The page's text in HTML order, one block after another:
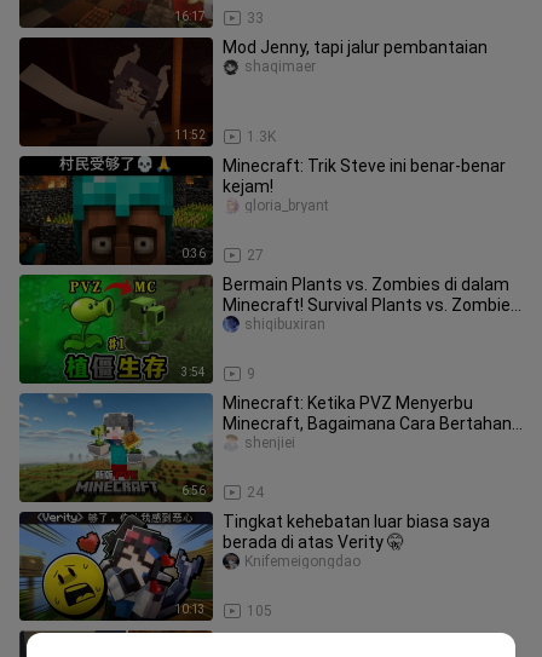
16:17 33
11:52
Mod Jenny, tapi jalur pembantaian
1.3K
shaqimaer
0:36
Minecraft: Trik Steve ini benar-benar
kejam!
27
gloria_bryant
3:54
Bermain Plants vs. Zombies di dalam
Minecraft! Survival Plants vs. Zombies
1
9
shiqibuxiran
6:56
Minecraft: Ketika PVZ Menyerbu
Minecraft, Bagaimana Cara Bertahan
Hidup?!
24
shenjiei
10:13
Tingkat kehebatan luar biasa saya
berada di atas Verity 🤫
105
Knifemeigongdao